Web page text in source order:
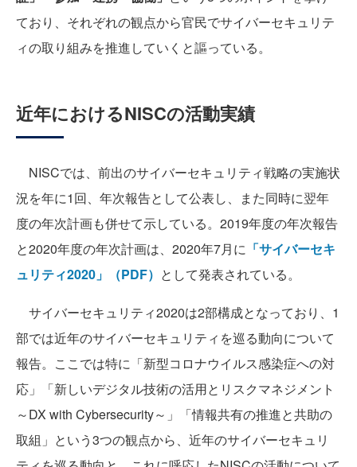
ており、それぞれの観点から官民でサイバーセキュリテ
ィの取り組みを推進していくと謳っている。
近年におけるNISCの活動実績
NISCでは、前出のサイバーセキュリティ戦略の実施状
況を年に1回、年次報告として公表し、また同時に翌年
度の年次計画も併せて示している。2019年度の年次報告
と2020年度の年次計画は、2020年7月に 「サイバーセキ
ュリティ2020」（PDF） として発表されている。
サイバーセキュリティ2020は2部構成となっており、1
部では近年のサイバーセキュリティを巡る動向について
報告。ここでは特に「新型コロナウイルス感染症への対
応」「新しいデジタル技術の活用とリスクマネジメント
～DX with Cybersecurity～」「情報共有の推進と共助の
取組」という3つの観点から、近年のサイバーセキュリ